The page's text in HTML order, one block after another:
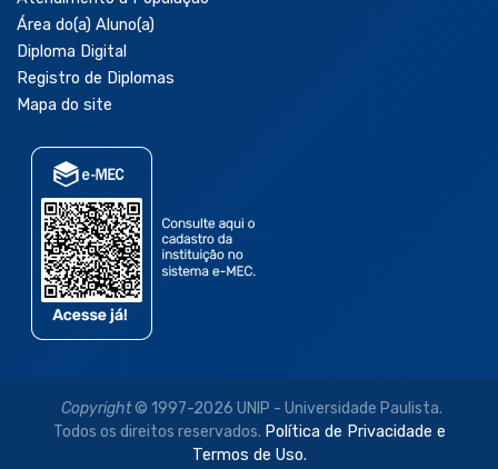
Área do(a) Aluno(a)
Diploma Digital
Registro de Diplomas
Mapa do site
Copyright© 1997-2026 UNIP - Universidade Paulista.
Todos os direitos reservados. Política de Privacidade e
Termos de Uso.